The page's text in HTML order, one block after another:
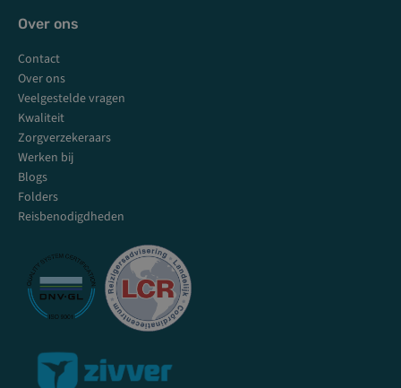
Over ons
Contact
Over ons
Veelgestelde vragen
Kwaliteit
Zorgverzekeraars
Werken bij
Blogs
Folders
Reisbenodigdheden